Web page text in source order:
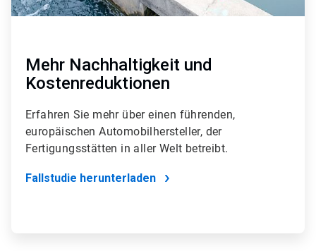
Mehr Nachhaltigkeit und
Kostenreduktionen
Erfahren Sie mehr über einen führenden,
europäischen Automobilhersteller, der
Fertigungsstätten in aller Welt betreibt.
Fallstudie herunterladen